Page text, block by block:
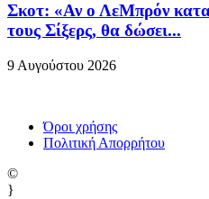
Σκοτ: «Αν ο ΛεΜπρόν
τους Σίξερς, θα δώσει...
9 Αυγούστου 2026
Όροι χρήσης
Πολιτική Απορρήτου
©
}